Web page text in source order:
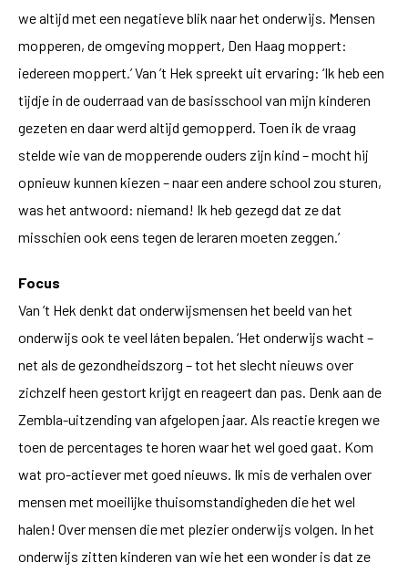
we altijd met een negatieve blik naar het onderwijs. Mensen
mopperen, de omgeving moppert, Den Haag moppert:
iedereen moppert.’ Van ’t Hek spreekt uit ervaring: ‘Ik heb een
tijdje in de ouderraad van de basisschool van mijn kinderen
gezeten en daar werd altijd gemopperd. Toen ik de vraag
stelde wie van de mopperende ouders zijn kind – mocht hij
opnieuw kunnen kiezen – naar een andere school zou sturen,
was het antwoord: niemand! Ik heb gezegd dat ze dat
misschien ook eens tegen de leraren moeten zeggen.’
Focus
Van ’t Hek denkt dat onderwijsmensen het beeld van het
onderwijs ook te veel láten bepalen. ‘Het onderwijs wacht –
net als de gezondheidszorg – tot het slecht nieuws over
zichzelf heen gestort krijgt en reageert dan pas. Denk aan de
Zembla-uitzending van afgelopen jaar. Als reactie kregen we
toen de percentages te horen waar het wel goed gaat. Kom
wat pro-actiever met goed nieuws. Ik mis de verhalen over
mensen met moeilijke thuisomstandigheden die het wel
halen! Over mensen die met plezier onderwijs volgen. In het
onderwijs zitten kinderen van wie het een wonder is dat ze